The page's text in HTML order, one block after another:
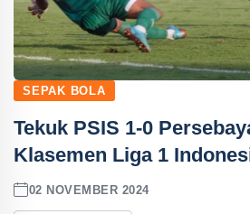
SEPAK BOLA
Tekuk PSIS 1-0
Klasemen Liga 1
02 NOVEMBER 2024